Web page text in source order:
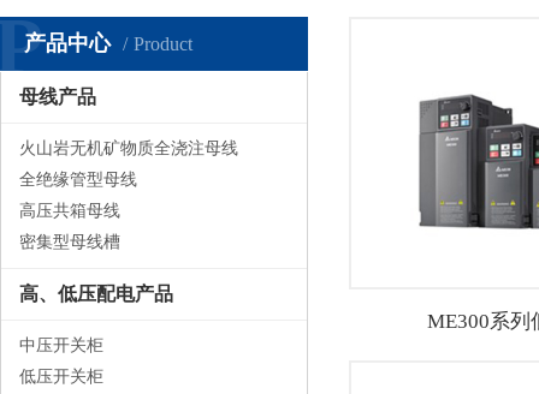
产品中心 Product
母线产品
火山岩无机矿物质全浇注母线
全绝缘管型母线
高压共箱母线
密集型母线槽
高、低压配电产品
中压开关柜
低压开关柜
ME300系列